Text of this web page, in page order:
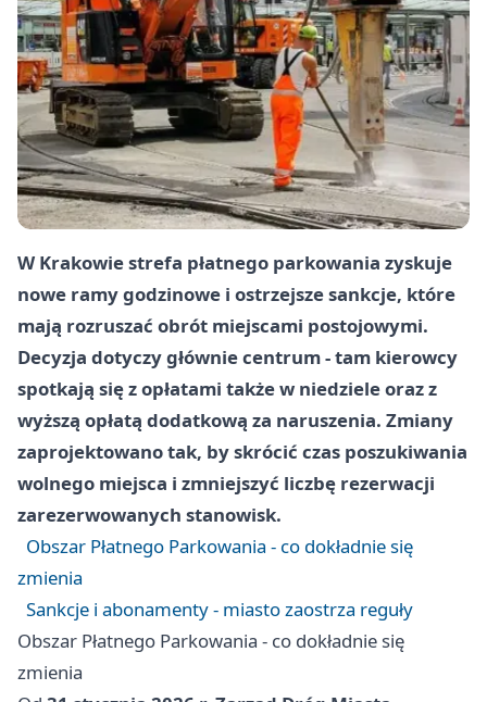
W Krakowie strefa płatnego parkowania zyskuje
nowe ramy godzinowe i ostrzejsze sankcje, które
mają rozruszać obrót miejscami postojowymi.
Decyzja dotyczy głównie centrum - tam kierowcy
spotkają się z opłatami także w niedziele oraz z
wyższą opłatą dodatkową za naruszenia. Zmiany
zaprojektowano tak, by skrócić czas poszukiwania
wolnego miejsca i zmniejszyć liczbę rezerwacji
zarezerwowanych stanowisk.
Obszar Płatnego Parkowania - co dokładnie się
zmienia
Sankcje i abonamenty - miasto zaostrza reguły
Obszar Płatnego Parkowania - co dokładnie się
zmienia